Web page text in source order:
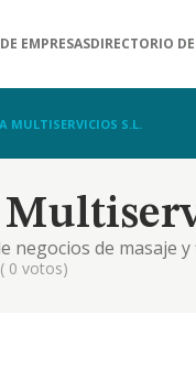
EMPRESASDIRECTORIO
MULTISERVICIOS S.L.
negocios de masaje
( 0 votos)